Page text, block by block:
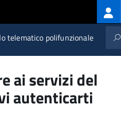
telematico polifunzionale
ai servizi del
autenticarti